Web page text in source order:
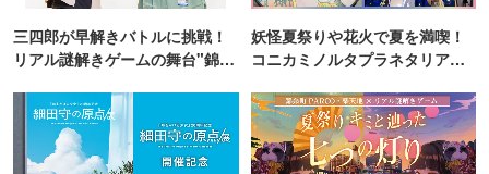
三四郎が早解きバトルに挑戦！
リアル謎解きゲームの舞台"錦糸
妖怪夏祭りや花火で夏を満喫！
コニカミノルタプラネタリア